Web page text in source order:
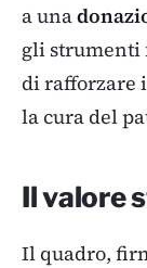
a una
gli strumenti
di rafforzare
la cura del
Il valore
Il quadro,